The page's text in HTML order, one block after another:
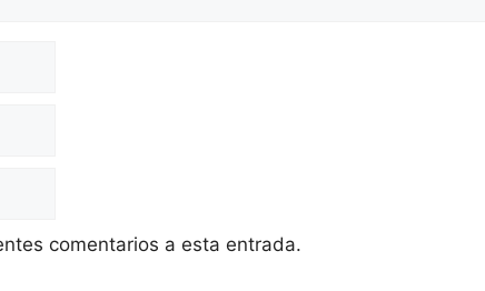
comentarios a esta entrada.